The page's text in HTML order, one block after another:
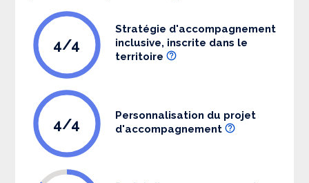
4/4
Stratégie d'accompagnement
inclusive, inscrite dans le
territoire
4/4
Personnalisation du projet
d'accompagnement